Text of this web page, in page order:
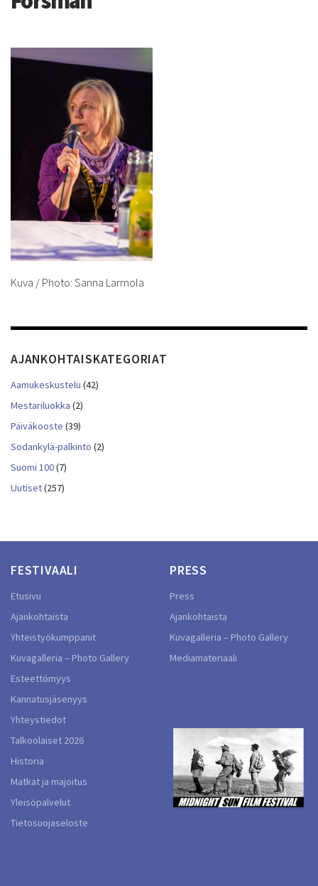
Kuva / Photo: Sanna Larmola
AJANKOHTAISKATEGORIAT
Aamukeskustelu (42)
Mestariluokka (2)
Päiväkooste (39)
Sodankylä-palkinto (2)
Suomi 100(7)
Uutiset(257)
FESTIVAALI
Etusivu
Ajankohtaista
Yhteistyökumppanit
Kuvagalleria – Photo Gallery
Esteettömyys
Kannatusjäsenyys
Yhteystiedot
Talkoolaiset 2026
Historia
Matkat ja majoitus
Yleisöpalvelut
Tietosuojaseloste
PRESS
Press
Ajankohtaista
Kuvagalleria – Photo Gallery
Mediamateriaali